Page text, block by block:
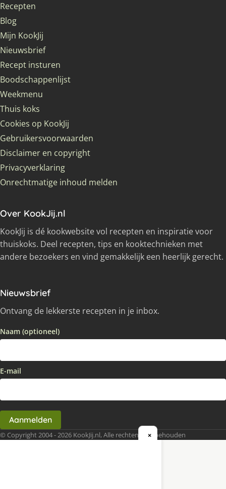
Recepten
Blog
Mijn KookJij
Nieuwsbrief
Recept insturen
Boodschappenlijst
Weekmenu
Thuis koks
Cookies op KookJij
Gebruikersvoorwaarden
Disclaimer en copyright
Privacyverklaring
Onrechtmatige inhoud melden
Over KookJij.nl
KookJij is dé kookwebsite vol recepten en inspiratie voor
thuiskoks. Deel recepten, tips en kooktechnieken met
andere bezoekers en vind gemakkelijk een heerlijk gerecht.
Nieuwsbrief
Ontvang de lekkerste recepten in je inbox.
Naam (optioneel)
E-mail
Aanmelden
© Copyright 2004 - 2026 KookJij.nl, Alle rechten voorbehouden
×